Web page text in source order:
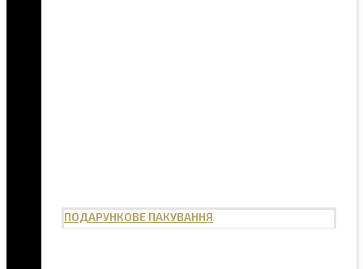
ПОДАРУНКОВЕ ПАКУВАННЯ